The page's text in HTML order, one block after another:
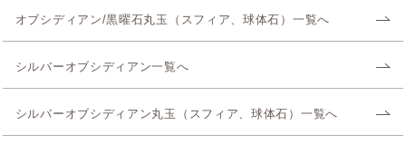
オブシディアン/黒曜石丸玉（スフィア、球体石）一覧へ
シルバーオブシディアン一覧へ
シルバーオブシディアン丸玉（スフィア、球体石）一覧へ